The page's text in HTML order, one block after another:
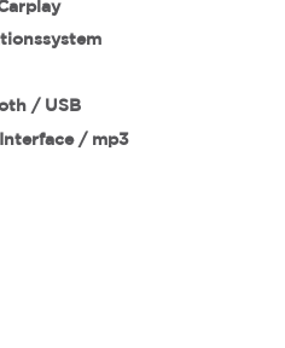
/ USB
/ mp3